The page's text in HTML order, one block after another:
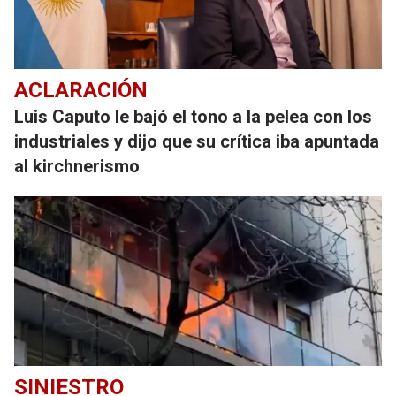
ACLARACIÓN
Luis Caputo le bajó el tono a la pelea con los
industriales y dijo que su crítica iba apuntada
al kirchnerismo
SINIESTRO